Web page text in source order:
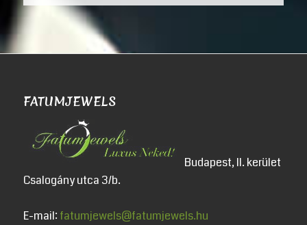
FATUMJEWELS
Budapest, II. kerület
Csalogány utca 3/b.
E-mail: fatumjewels@fatumjewels.hu